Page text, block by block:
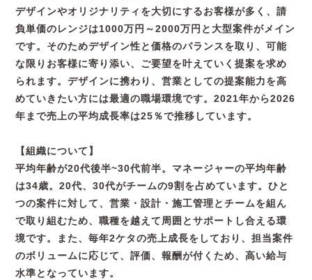
デザインやオリジナリティを大切にするお客様が多く、請
負単価のレンジは1000万円～2000万円と大型案件がメイン
です。そのためデザイン性と価格のバランスを取り、可能
な限りお客様に寄り添い、ご要望を叶えていく提案を求め
られます。デザインに携わり、営業としての提案能力を高
めていきたい方には最適の職場環境です。2021年から2026
年まで売上の平均成長率は25％で推移しています。
【組織について】
平均年齢が20代後半~30代前半。マネージャーの平均年齢
は34歳。20代、30代がチームの9割を占めています。ひと
つの案件に対して、営業・設計・施工管理とチームを組ん
で取り組むため、職種を越えて周囲とサポートし合える環
境です。また、毎年2ケタの売上成長をしており、担当案件
のボリュームに応じて、評価、報酬が付くため、高い給与
水準となっています。